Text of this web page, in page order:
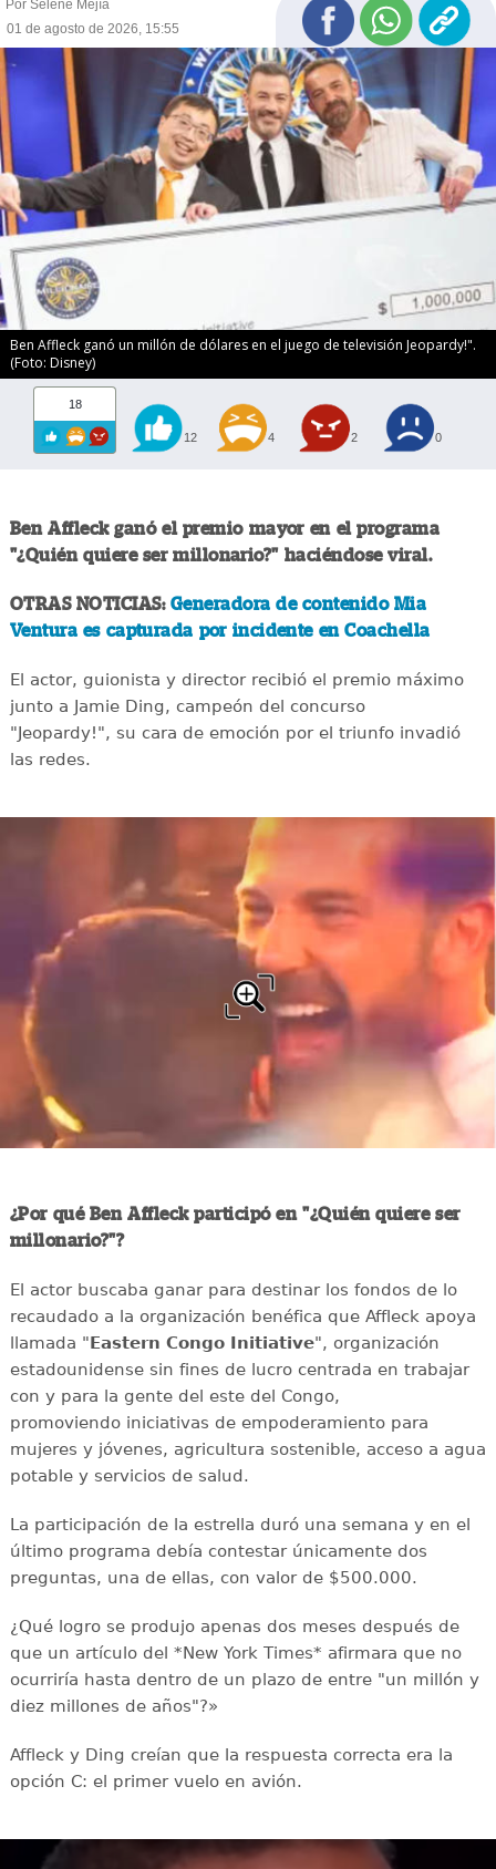
Por Selene Mejía
01 de agosto de 2026, 15:55
Ben Affleck ganó un millón de dólares en el juego de televisión Jeopardy!".
(Foto: Disney)
18
12 4 2 0
Ben Affleck ganó el premio mayor en el programa
"¿Quién quiere ser millonario?" haciéndose viral.
OTRAS NOTICIAS: Generadora de contenido Mia
Ventura es capturada por incidente en Coachella
El actor, guionista y director recibió el premio máximo
junto a Jamie Ding, campeón del concurso
"Jeopardy!", su cara de emoción por el triunfo invadió
las redes.
¿Por qué Ben Affleck participó en "¿Quién quiere ser
millonario?"?
El actor buscaba ganar para destinar los fondos de lo
recaudado a la organización benéfica que Affleck apoya
llamada "Eastern Congo Initiative", organización
estadounidense sin fines de lucro centrada en trabajar
con y para la gente del este del Congo,
promoviendo iniciativas de empoderamiento para
mujeres y jóvenes, agricultura sostenible, acceso a agua
potable y servicios de salud.
La participación de la estrella duró una semana y en el
último programa debía contestar únicamente dos
preguntas, una de ellas, con valor de $500.000.
¿Qué logro se produjo apenas dos meses después de
que un artículo del *New York Times* afirmara que no
ocurriría hasta dentro de un plazo de entre "un millón y
diez millones de años"?»
Affleck y Ding creían que la respuesta correcta era la
opción C: el primer vuelo en avión.